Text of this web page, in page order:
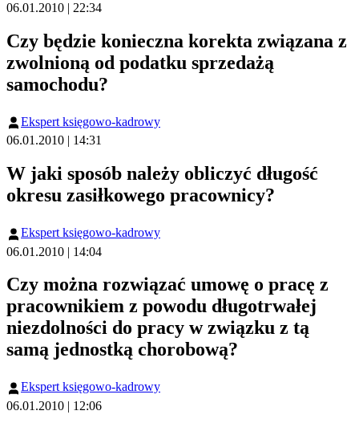
06.01.2010 | 22:34
Czy będzie konieczna korekta związana z
zwolnioną od podatku sprzedażą
samochodu?
Ekspert księgowo-kadrowy
06.01.2010 | 14:31
W jaki sposób należy obliczyć długość
okresu zasiłkowego pracownicy?
Ekspert księgowo-kadrowy
06.01.2010 | 14:04
Czy można rozwiązać umowę o pracę z
pracownikiem z powodu długotrwałej
niezdolności do pracy w związku z tą
samą jednostką chorobową?
Ekspert księgowo-kadrowy
06.01.2010 | 12:06